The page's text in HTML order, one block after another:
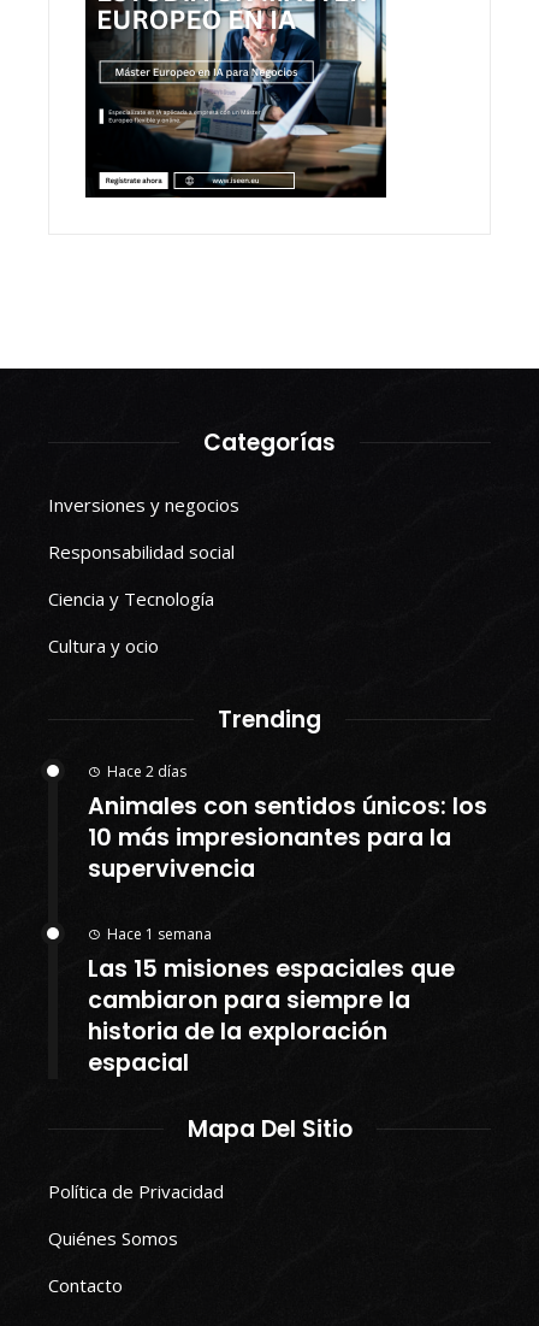
Categorías
Inversiones y negocios
Responsabilidad social
Ciencia y Tecnología
Cultura y ocio
Trending
Hace 2 días
Animales con sentidos únicos: los
10 más impresionantes para la
supervivencia
Hace 1 semana
Las 15 misiones espaciales que
cambiaron para siempre la
historia de la exploración
espacial
Mapa Del Sitio
Política de Privacidad
Quiénes Somos
Contacto